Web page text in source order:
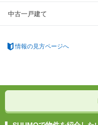
中古一戸建て
情報の見方ページへ